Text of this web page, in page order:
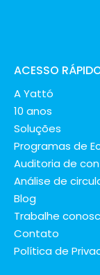
ACESSO
A Yattó
10 anos
Soluções
Programas de
Auditoria de
Análise de
Blog
Trabalhe
Contato
Política de